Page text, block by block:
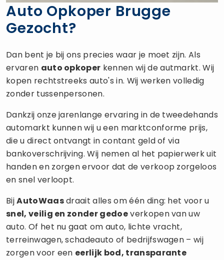
Auto Opkoper Brugge
Gezocht?
Dan bent je bij ons precies waar je moet zijn. Als
ervaren auto opkoper kennen wij de autmarkt. Wij
kopen rechtstreeks auto's in. Wij werken volledig
zonder tussenpersonen.
Dankzij onze jarenlange ervaring in de tweedehands
automarkt kunnen wij u een marktconforme prijs,
die u direct ontvangt in contant geld of via
bankoverschrijving. Wij nemen al het papierwerk uit
handen en zorgen ervoor dat de verkoop zorgeloos
en snel verloopt.
BijAutoWaasdraait alles om één ding: het voor u
snel, veilig en zonder gedoeverkopen van uw
auto. Of het nu gaat om auto, lichte vracht,
terreinwagen, schadeauto of bedrijfswagen – wij
zorgen voor een eerlijk bod, transparante